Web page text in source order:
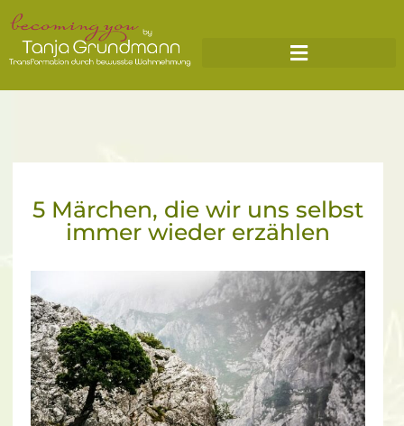
5 Märchen, die wir uns selbst
immer wieder erzählen